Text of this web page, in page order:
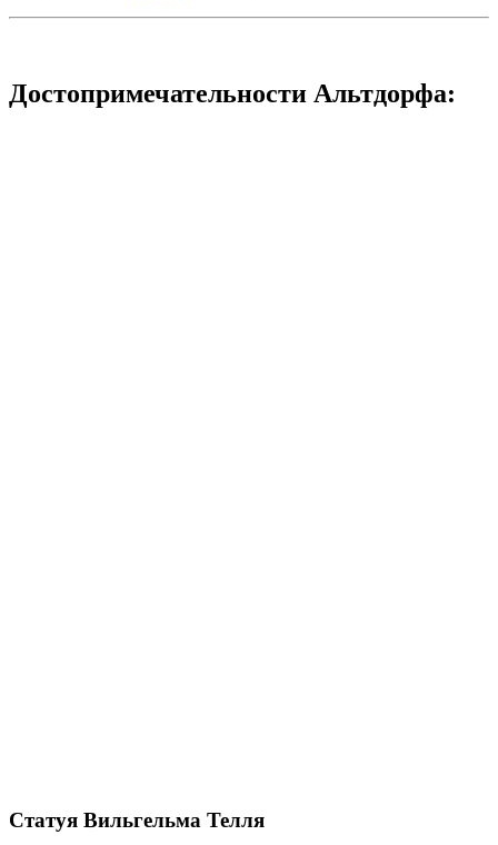
Достопримечательности Альтдорфа:
Статуя Вильгельма Телля